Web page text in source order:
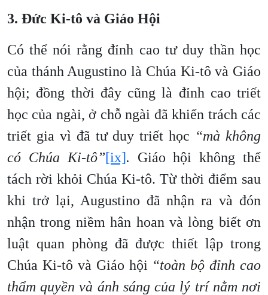
3. Đức Ki-tô và Giáo Hội
Có thể nói rằng đỉnh cao tư duy thần học
của thánh Augustino là Chúa Ki-tô và Giáo
hội; đồng thời đây cũng là đỉnh cao triết
học của ngài, ở chỗ ngài đã khiển trách các
triết gia vì đã tư duy triết học “mà không
có Chúa Ki-tô”[ix]. Giáo hội không thể
tách rời khỏi Chúa Ki-tô. Từ thời điểm sau
khi trở lại, Augustino đã nhận ra và đón
nhận trong niềm hân hoan và lòng biết ơn
luật quan phòng đã được thiết lập trong
Chúa Ki-tô và Giáo hội “toàn bộ đỉnh cao
thẩm quyền và ánh sáng của lý trí nằm nơi